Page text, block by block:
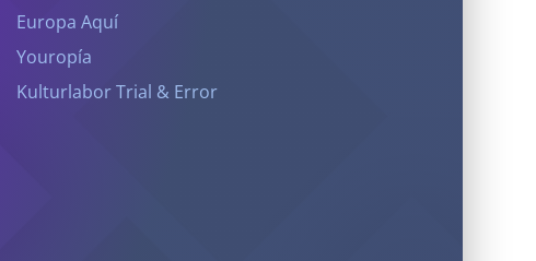
Europa Aquí
Youropía
Kulturlabor Trial & Error